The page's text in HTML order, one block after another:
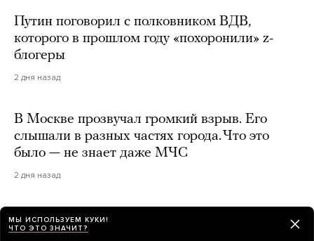
Путин поговорил с полковником ВДВ,
которого в прошлом году «похоронили» z-
блогеры
2 дня назад
В Москве прозвучал громкий взрыв. Его
слышали в разных частях города. Что это
было — не знает даже МЧС
2 дня назад
МЫ ИСПОЛЬЗУЕМ КУКИ!
ЧТО ЭТО ЗНАЧИТ?